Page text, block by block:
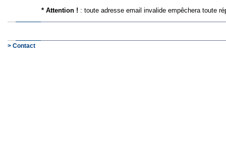
* Attention ! : toute adresse email invalide empêchera toute
> Contact